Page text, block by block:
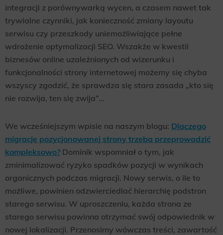
integracji z porównywarką wycen, a czasem nawet tak
trywialne czynniki, jak konieczność zmiany layoutu
serwisu czy przeszkody uniemożliwiające pełne
wdrożenie optymalizacji SEO. Wszakże w kwestii
biznesów online uzależnionych od wizerunku i
funkcjonalności strony internetowej możemy się chyba
wszyscy zgodzić, że sprawdza się stara zasada „kto się
nie rozwija, ten się zwija”…
We wcześniejszym wpisie na naszym blogu: Dlaczego
migrację pozycjonowanej strony trzeba przeprowadzić
kompleksowo? Dominik wspomniał o tym, jak
zminimalizować ryzyko spadków pozycji w wynikach
organicznych podczas migracji. Nowy serwis, o ile to
możliwe, powinien odzwierciedlać hierarchię podstron
starego serwisu. W uproszczeniu, każda strona ze
starego serwisu powinna otrzymać swój odpowiednik w
nowej lokalizacji. Przenosimy wówczas treści, zawartość